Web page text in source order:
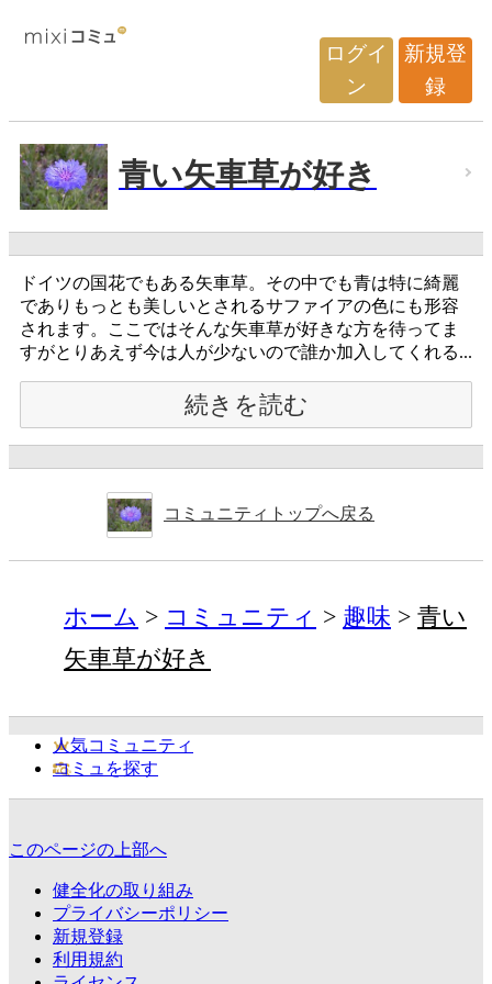
ログイ
ン
新規登
録
青い矢車草が好き
ドイツの国花でもある矢車草。その中でも青は特に綺麗
でありもっとも美しいとされるサファイアの色にも形容
されます。ここではそんな矢車草が好きな方を待ってま
すがとりあえず今は人が少ないので誰か加入してくれる...
続きを読む
コミュニティトップへ戻る
ホーム コミュニティ 趣味
青い
矢車草が好き
人気コミュニティ
コミュを探す
このページの上部へ
健全化の取り組み
プライバシーポリシー
新規登録
利用規約